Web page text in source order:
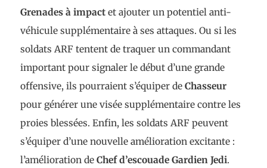
Grenades à impactet ajouter un potentiel anti-
véhicule supplémentaire à ses attaques. Ou si les
soldats ARF tentent de traquer un commandant
important pour signaler le début d’une grande
offensive, ils pourraient s’équiper de Chasseur
pour générer une visée supplémentaire contre les
proies blessées. Enfin, les soldats ARF peuvent
s’équiper d’une nouvelle amélioration excitante :
l’amélioration de Chef d’escouade Gardien Jedi.